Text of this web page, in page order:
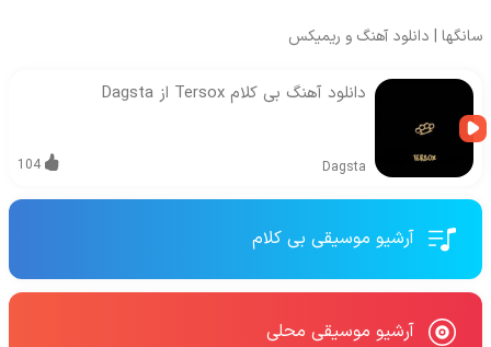
سانگها | دانلود آهنگ و ریمیکس
دانلود آهنگ بی کلام Tersox از Dagsta
Dagsta
104
آرشیو موسیقی بی کلام
آرشیو موسیقی محلی